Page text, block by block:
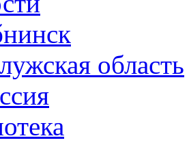
область